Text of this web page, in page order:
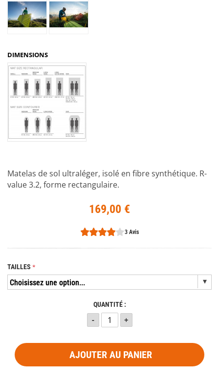
DIMENSIONS
Matelas de sol ultraléger, isolé en fibre synthétique. R-
value 3.2, forme rectangulaire.
169,00 €
3 Avis
TAILLES
QUANTITÉ :
AJOUTER AU PANIER